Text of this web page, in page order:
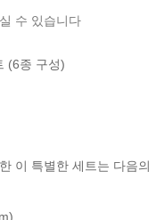
수 있습니다
(6종 구성)
이 특별한 세트는 다음의